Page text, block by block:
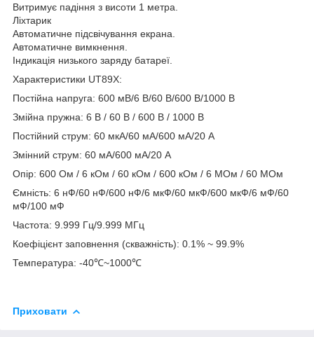
Витримує падіння з висоти 1 метра.
Ліхтарик
Автоматичне підсвічування екрана.
Автоматичне вимкнення.
Індикація низького заряду батареї.
Характеристики UT89X:
Постійна напруга: 600 мВ/6 В/60 В/600 В/1000 В
Змійна пружна: 6 В / 60 В / 600 В / 1000 В
Постійний струм: 60 мкА/60 мА/600 мА/20 A
Змінний струм: 60 мА/600 мА/20 A
Опір: 600 Ом / 6 кОм / 60 кОм / 600 кОм / 6 МОм / 60 МОм
Ємність: 6 нФ/60 нФ/600 нФ/6 мкФ/60 мкФ/600 мкФ/6 мФ/60
мФ/100 мФ
Частота: 9.999 Гц/9.999 МГц
Коефіцієнт заповнення (скважність): 0.1% ~ 99.9%
Температура: -40℃~1000℃
Приховати